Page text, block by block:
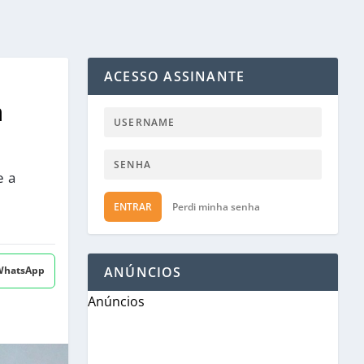
a
ACESSO ASSINANTE
ENTRAR Perdi minha senha
ANÚNCIOS
Anúncios